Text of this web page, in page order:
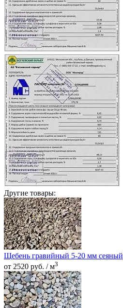
Другие товары:
Щебень гравийный 5-20 мм сеяный
от 2520 руб. / м3